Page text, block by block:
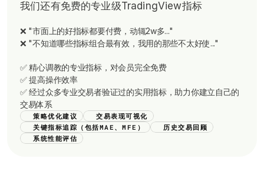
我们还有免费的专业级TradingView指标
❌ "市面上的好指标都要付费，动辄2w多..."
❌ "不知道哪些指标组合最有效，我用的那些不太好使..."
✅ 精心调教的专业指标，对会员完全免费
✅ 提高操作效率
✅ 经过众多专业交易者验证过的实用指标，助力你建立自己的
交易体系
策略优化建议
交易表现可视化
关键指标追踪（包括MAE、MFE）
历史交易回顾
系统性能评估